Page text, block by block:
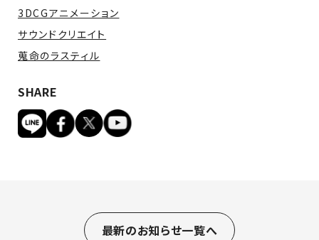
3DCGアニメーション
サウンドクリエイト
蒐命のラスティル
SHARE
最新のお知らせ一覧へ